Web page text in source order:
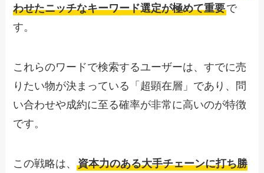
わせたニッチなキーワード選定が極めて重要で
す。
これらのワードで検索するユーザーは、すでに売
りたい物が決まっている「超顕在層」であり、問
い合わせや成約に至る確率が非常に高いのが特徴
です。
この戦略は、資本力のある大手チェーンに打ち勝